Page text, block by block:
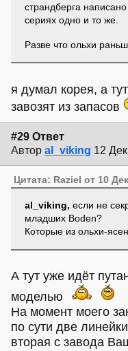
страндберга
сериях одно и то же.
Разве что ольхи
я думал корея, а
завозят из запасов
#29 Ответ
Автор al_viking 12
Цитата: Raziel от 10
al_viking, если не
младших Boden?
Которые из ольхи-
А тут уже идёт
моделью
На момент моего
по сути две
вторая с завода